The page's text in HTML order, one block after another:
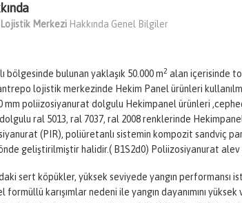
Lojistik Merkezi Hakkında Genel Bilgiler
bölgesinde bulunan yaklaşık 50.000 m2 alan içerisinde
lojistik merkezinde Hekim Panel ürünleri
mm poliizosiyanurat dolgulu Hekimpanel ürünleri
ral 5013, ral 7037, ral 2008 renklerinde
(PIR), poliüretanlı sistemin kompozit sandviç
geliştirilmiştir halidir.( B1S2d0) Poliizosiyanurat
sert köpükler, yüksek seviyede yangın performansı
formüllü karışımlar nedeni ile yangın dayanımını